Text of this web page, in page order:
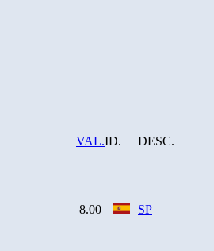
VAL.ID. DESC.
8.00 SP